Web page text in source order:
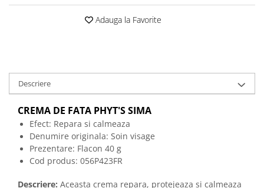
Adauga la Favorite
Descriere
CREMA DE FATA PHYT'S SIMA
Efect: Repara si calmeaza
Denumire originala: Soin visage
Prezentare: Flacon 40 g
Cod produs: 056P423FR
Descriere: Aceasta crema repara, protejeaza si calmeaza